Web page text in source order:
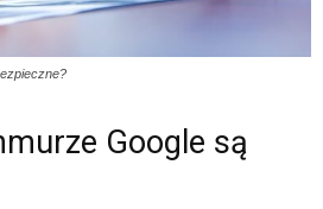
Google są